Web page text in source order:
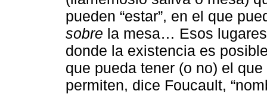
pueden “estar”, en el que
sobre la mesa… Esos
donde la existencia es
que pueda tener (o no) el
permiten, dice Foucault,